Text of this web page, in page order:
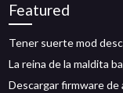
Featured
Tener suerte mod
La reina de la maldita
Descargar firmware de